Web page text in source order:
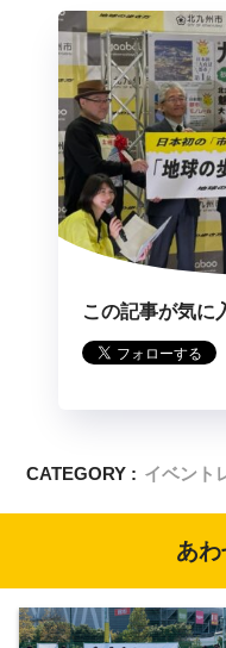
この記事が気に
CATEGORY : イベント
あ